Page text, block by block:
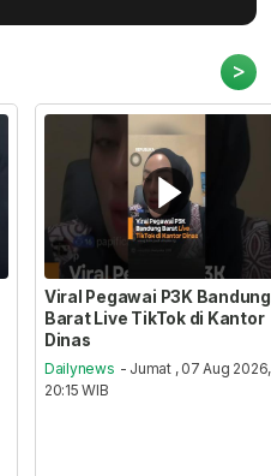
>
Viral Pegawai P3K Bandung
Barat Live TikTok di Kantor
Dinas
Dailynews - Jumat , 07 Aug 2026,
20:15 WIB